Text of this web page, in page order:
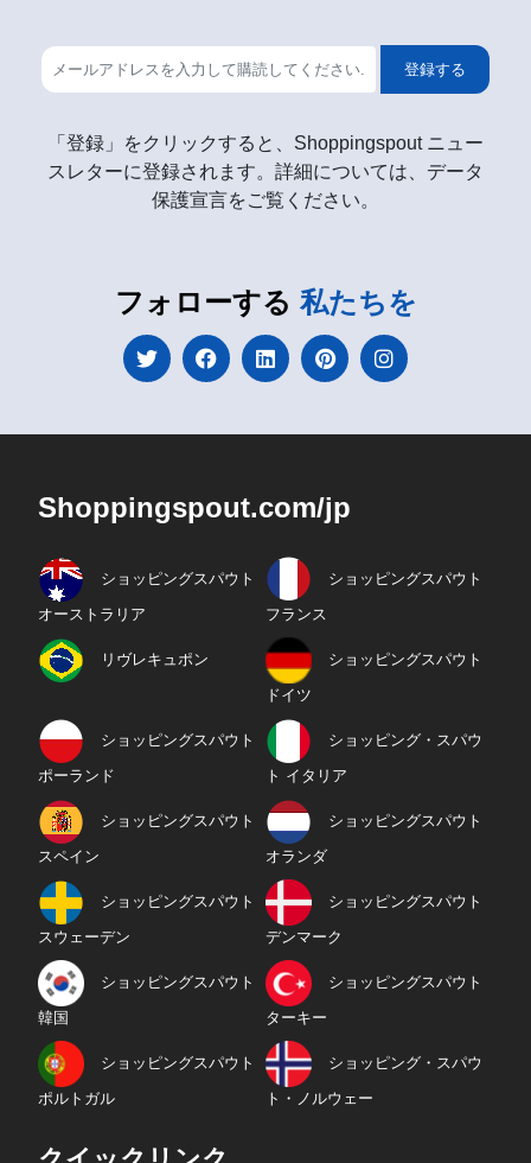
登録する
「登録」をクリックすると、Shoppingspout ニュー
スレターに登録されます。詳細については、データ
保護宣言をご覧ください。
フォローする 私たちを
Shoppingspout.com/jp
ショッピングスパウト
オーストラリア
ショッピングスパウト
フランス
リヴレキュポン ショッピングスパウト
ドイツ
ショッピングスパウト
ポーランド
ショッピング・スパウ
ト イタリア
ショッピングスパウト
スペイン
ショッピングスパウト
オランダ
ショッピングスパウト
スウェーデン
ショッピングスパウト
デンマーク
ショッピングスパウト
韓国
ショッピングスパウト
ターキー
ショッピングスパウト
ポルトガル
ショッピング・スパウ
ト・ノルウェー